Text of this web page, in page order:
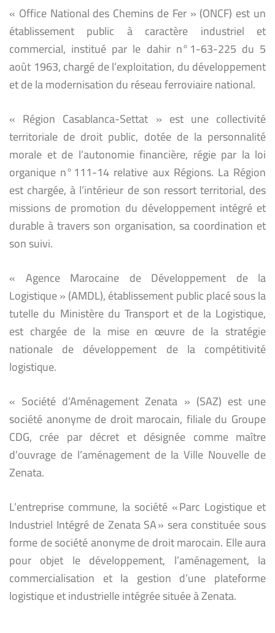
« Office National des Chemins de Fer » (ONCF) est un
établissement public à caractère industriel et
commercial, institué par le dahir n° 1-63-225 du 5
août 1963, chargé de l’exploitation, du développement
et de la modernisation du réseau ferroviaire national.
« Région Casablanca-Settat » est une collectivité
territoriale de droit public, dotée de la personnalité
morale et de l’autonomie financière, régie par la loi
organique n° 111-14 relative aux Régions. La Région
est chargée, à l’intérieur de son ressort territorial, des
missions de promotion du développement intégré et
durable à travers son organisation, sa coordination et
son suivi.
« Agence Marocaine de Développement de la
Logistique » (AMDL), établissement public placé sous la
tutelle du Ministère du Transport et de la Logistique,
est chargée de la mise en œuvre de la stratégie
nationale de développement de la compétitivité
logistique.
« Société d’Aménagement Zenata » (SAZ) est une
société anonyme de droit marocain, filiale du Groupe
CDG, crée par décret et désignée comme maître
d’ouvrage de l’aménagement de la Ville Nouvelle de
Zenata.
L’entreprise commune, la société « Parc Logistique et
Industriel Intégré de Zenata SA » sera constituée sous
forme de société anonyme de droit marocain. Elle aura
pour objet le développement, l’aménagement, la
commercialisation et la gestion d’une plateforme
logistique et industrielle intégrée située à Zenata.